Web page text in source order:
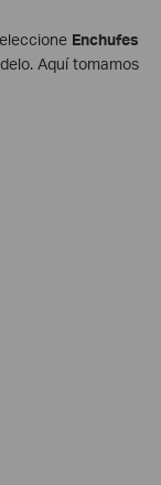
Enchufes
Aquí tomamos